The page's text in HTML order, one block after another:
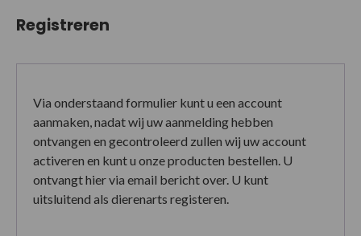
Registreren
Via onderstaand formulier kunt u een account
aanmaken, nadat wij uw aanmelding hebben
ontvangen en gecontroleerd zullen wij uw account
activeren en kunt u onze producten bestellen. U
ontvangt hier via email bericht over. U kunt
uitsluitend als dierenarts registeren.